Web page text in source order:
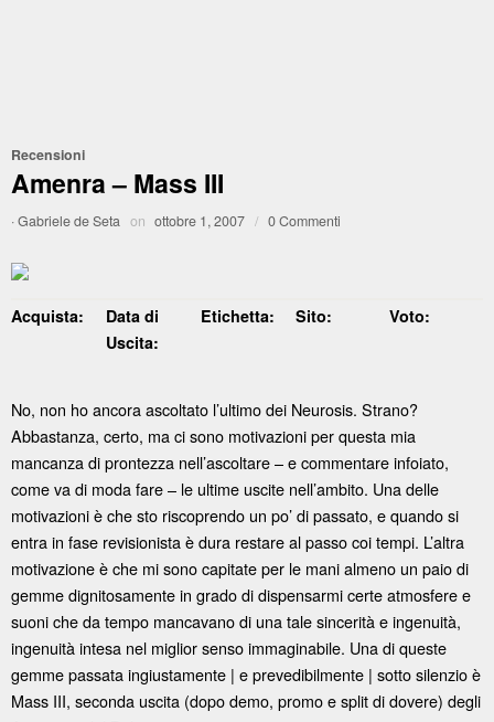
Recensioni
Amenra – Mass III
·Gabriele de Seta on ottobre 1, 2007 / 0 Commenti
Acquista:
Data di
Uscita:
Etichetta: Sito: Voto:
No, non ho ancora ascoltato l’ultimo dei Neurosis. Strano?
Abbastanza, certo, ma ci sono motivazioni per questa mia
mancanza di prontezza nell’ascoltare – e commentare infoiato,
come va di moda fare – le ultime uscite nell’ambito. Una delle
motivazioni è che sto riscoprendo un po’ di passato, e quando si
entra in fase revisionista è dura restare al passo coi tempi. L’altra
motivazione è che mi sono capitate per le mani almeno un paio di
gemme dignitosamente in grado di dispensarmi certe atmosfere e
suoni che da tempo mancavano di una tale sincerità e ingenuità,
ingenuità intesa nel miglior senso immaginabile. Una di queste
gemme passata ingiustamente | e prevedibilmente | sotto silenzio è
Mass III, seconda uscita (dopo demo, promo e split di dovere) degli